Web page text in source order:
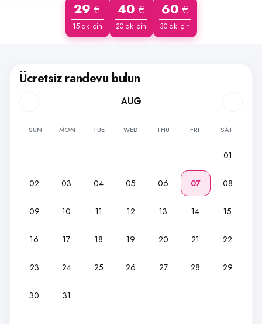
29 €
15 dk için
40 €
20 dk için
60 €
30 dk için
Ücretsiz randevu bulun
AUG
SUN MON TUE WED THU FRI SAT
01
02 03 04 05 06 07 08
09 10 11 12 13 14 15
16 17 18 19 20 21 22
23 24 25 26 27 28 29
30 31